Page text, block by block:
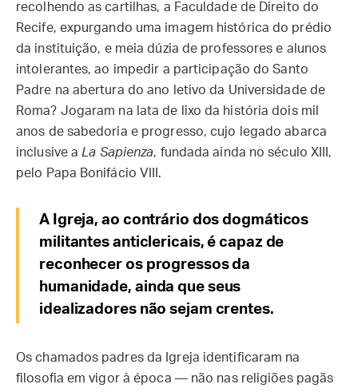
recolhendo as cartilhas, a Faculdade de Direito do
Recife, expurgando uma imagem histórica do prédio
da instituição, e meia dúzia de professores e alunos
intolerantes, ao impedir a participação do Santo
Padre na abertura do ano letivo da Universidade de
Roma? Jogaram na lata de lixo da história dois mil
anos de sabedoria e progresso, cujo legado abarca
inclusive a La Sapienza, fundada ainda no século XIII,
pelo Papa Bonifácio VIII.
A Igreja, ao contrário dos dogmáticos
militantes anticlericais, é capaz de
reconhecer os progressos da
humanidade, ainda que seus
idealizadores não sejam crentes.
Os chamados padres da Igreja identificaram na
filosofia em vigor à época — não nas religiões pagãs